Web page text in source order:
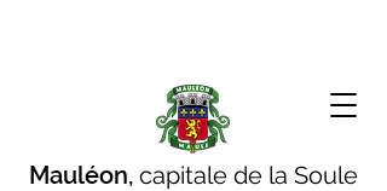
Mauléon, capitale de la Soule